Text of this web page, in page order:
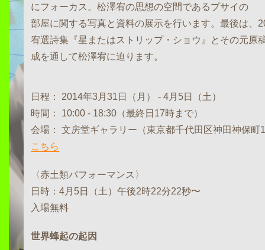
にフォーカス。松澤宥の思想の空間であるプサイの
部屋に関する写真と資料の展示を行います。最後は、
宥選詩集『星またはストリップ・ショウ』とその元原
成を通して松澤宥に迫ります。
日程： 2014年3月31日（月） - 4月5日（土）
時間： 10:00 - 18:30（最終日17時まで）
会場： 文房堂ギャラリー（東京都千代田区神田神保町
こちら
〈赤土類パフォーマンス〉
日時：4月5日（土）午後2時22分22秒〜
入場無料
世界蜂起の起因